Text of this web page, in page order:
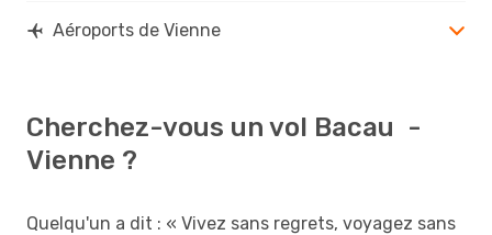
Aéroports de Vienne
Cherchez-vous un vol Bacau -
Vienne ?
Quelqu'un a dit : « Vivez sans regrets, voyagez sans